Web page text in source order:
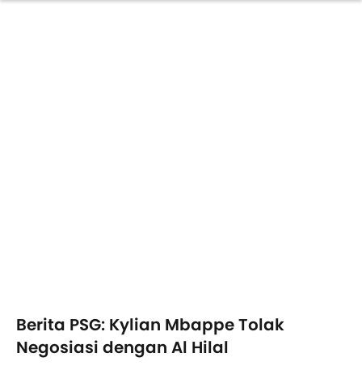
Berita PSG: Kylian Mbappe Tolak
Negosiasi dengan Al Hilal